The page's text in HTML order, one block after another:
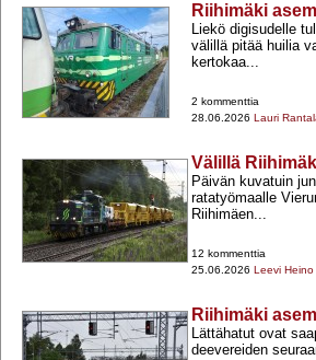
Riihimäki
Liekö digisudelle
välillä pitää huilia
kertokaa...
2 kommenttia
28.06.2026 Lauri
Välillä
Päivän kuvatuin
ratatyömaalle
Riihimäen...
12 kommenttia
25.06.2026 Leevi Heino
Riihimäki
Lättähatut ovat
deevereiden